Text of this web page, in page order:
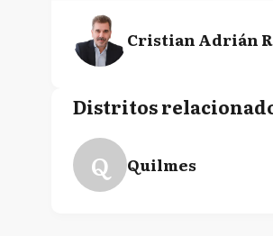
Cristian Adrián
Distritos
Q Quilmes